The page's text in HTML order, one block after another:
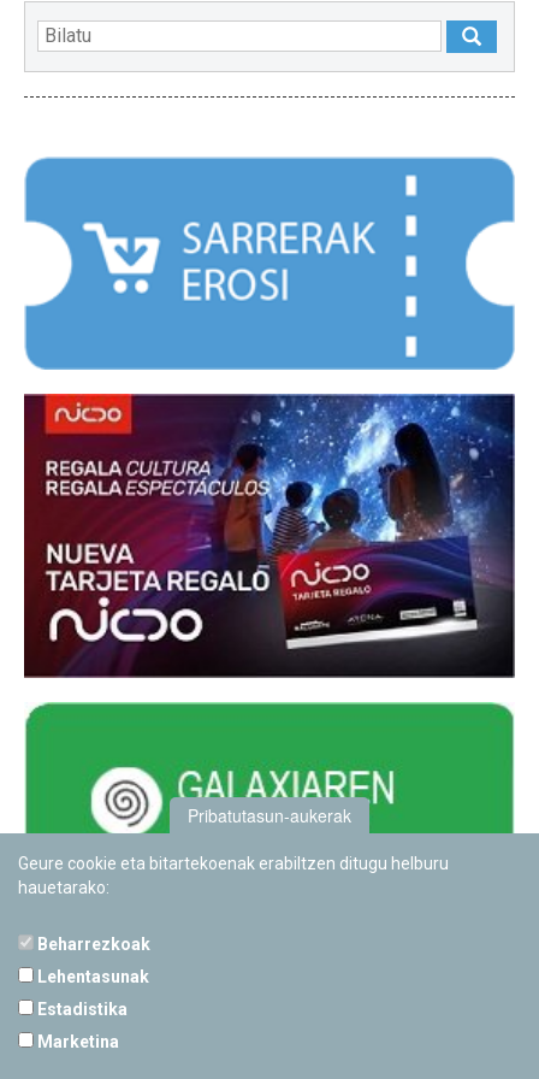
Pribatutasun-aukerak
Geure cookie eta bitartekoenak erabiltzen ditugu helburu
hauetarako:
Beharrezkoak
Lehentasunak
Estadistika
Marketina